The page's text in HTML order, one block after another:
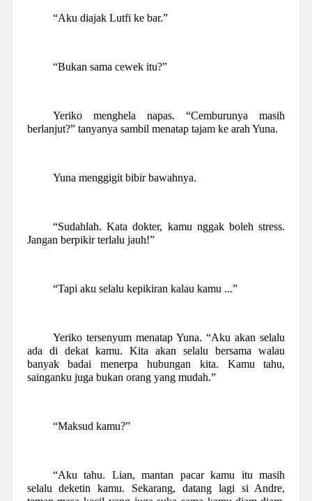
“Aku diajak Lutfi ke bar.”
“Bukan sama cewek itu?”
Yeriko menghela napas. “Cemburunya masih
berlanjut?” tanyanya sambil menatap tajam ke arah Yuna.
Yuna menggigit bibir bawahnya.
“Sudahlah. Kata dokter, kamu nggak boleh stress.
Jangan berpikir terlalu jauh!”
“Tapi aku selalu kepikiran kalau kamu ...”
Yeriko tersenyum menatap Yuna. “Aku akan selalu
ada di dekat kamu. Kita akan selalu bersama walau
banyak badai menerpa hubungan kita. Kamu tahu,
sainganku juga bukan orang yang mudah.”
“Maksud kamu?”
“Aku tahu. Lian, mantan pacar kamu itu masih
selalu deketin kamu. Sekarang, datang lagi si Andre,